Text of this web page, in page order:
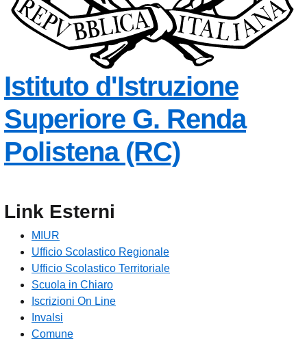
Istituto d'Istruzione
Superiore G. Renda
Polistena (RC)— Visita
Link Esterni
MIUR
Ufficio Scolastico Regionale
Ufficio Scolastico Territoriale
Scuola in Chiaro
Iscrizioni On Line
Invalsi
Comune